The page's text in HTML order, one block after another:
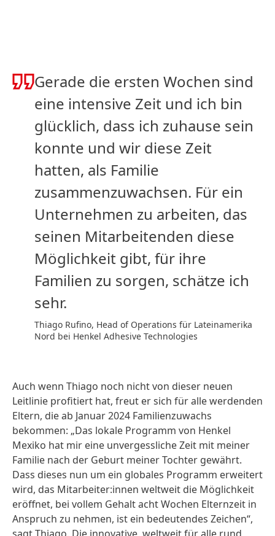
Gerade die ersten Wochen sind
eine intensive Zeit und ich bin
glücklich, dass ich zuhause sein
konnte und wir diese Zeit
hatten, als Familie
zusammenzuwachsen. Für ein
Unternehmen zu arbeiten, das
seinen Mitarbeitenden diese
Möglichkeit gibt, für ihre
Familien zu sorgen, schätze ich
sehr.
Thiago Rufino, Head of Operations für Lateinamerika
Nord bei Henkel Adhesive Technologies
Auch wenn Thiago noch nicht von dieser neuen
Leitlinie profitiert hat, freut er sich für alle werdenden
Eltern, die ab Januar 2024 Familienzuwachs
bekommen: „Das lokale Programm von Henkel
Mexiko hat mir eine unvergessliche Zeit mit meiner
Familie nach der Geburt meiner Tochter gewährt.
Dass dieses nun um ein globales Programm erweitert
wird, das Mitarbeiter:innen weltweit die Möglichkeit
eröffnet, bei vollem Gehalt acht Wochen Elternzeit in
Anspruch zu nehmen, ist ein bedeutendes Zeichen“,